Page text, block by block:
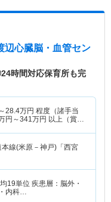
辺心臓脳・血管セン
時間対応保育所も完
28.4万円 程度（諸手当
円～341万円 以上（賞与
本線(米原－神戸)「西宮
19単位 疾患層：脳外・
内科…